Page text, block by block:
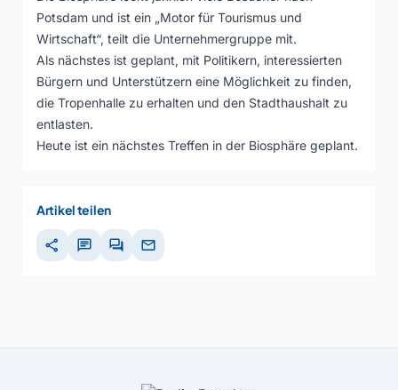
Potsdam und ist ein „Motor für Tourismus und
Wirtschaft“, teilt die Unternehmergruppe mit.
Als nächstes ist geplant, mit Politikern, interessierten
Bürgern und Unterstützern eine Möglichkeit zu finden,
die Tropenhalle zu erhalten und den Stadthaushalt zu
entlasten.
Heute ist ein nächstes Treffen in der Biosphäre geplant.
Artikel teilen
share chat forum mail